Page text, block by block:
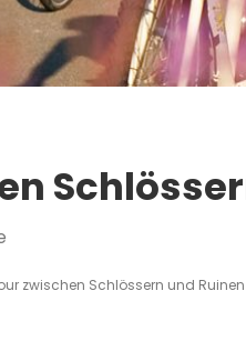
zwischen Schlössern und Ruinen